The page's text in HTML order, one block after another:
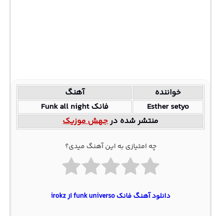
خواننده
آهنگ
Esther setyo
فانک Funk all night
منتشر شده درجهش موزیک
چه امتیازی به این آهنگ میدی؟
دانلود آهنگ فانک funk universo از irokz